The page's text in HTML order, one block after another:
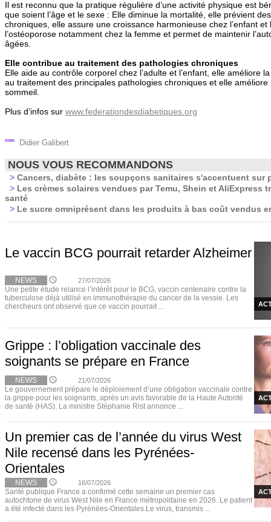
Il est reconnu que la pratique régulière d’une activité physique est
que soient l’âge et le sexe : Elle diminue la mortalité, elle prévient
chroniques, elle assure une croissance harmonieuse chez l’enfant et
l’ostéoporose notamment chez la femme et permet de maintenir
âgées.
Elle contribue au traitement des pathologies chroniques
Elle aide au contrôle corporel chez l’adulte et l’enfant, elle améliore
au traitement des principales pathologies chroniques et elle
sommeil.
Plus d’infos sur www.federationdesdiabetiques.org
Didier Galibert
NOUS VOUS RECOMMANDONS
> Cancers, diabète : les soupçons sanitaires s'accentuent sur
> Les crèmes solaires vendues par Temu, Shein et AliExpress
santé
> Le sucre omniprésent dans les produits à bas coût vendus
Le vaccin BCG pourrait retarder Alzheimer
NEWS 27/07/2026
Une petite étude relance l’intérêt pour le BCG, vaccin centenaire contre la
tuberculose déjà utilisé en immunothérapie du cancer de la vessie. Les
chercheurs ont observé que ce vaccin pourrait ...
Grippe : l’obligation vaccinale des
soignants se prépare en France
NEWS 21/07/2026
Le gouvernement prépare le déploiement d’une obligation vaccinale contre
la grippe pour les soignants, après un avis favorable de la Haute Autorité
de santé (HAS). La ministre Stéphanie Rist annonce ...
Un premier cas de l’année du virus West
Nile recensé dans les Pyrénées-
Orientales
NEWS 16/07/2026
Santé publique France a confirmé cette semaine un premier cas
autochtone de virus West Nile en France métropolitaine en 2026. Le patient
a été infecté dans les Pyrénées-Orientales.Le virus, transmis ...